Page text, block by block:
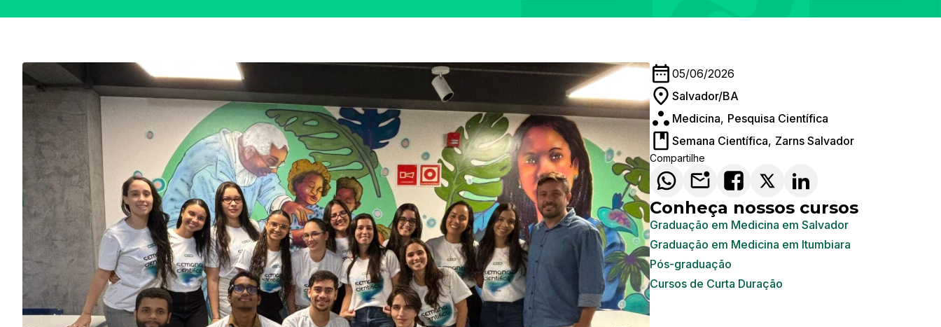
05/06/2026
Salvador/BA
Medicina, Pesquisa Científica
Semana Científica, Zarns Salvador
Compartilhe
Conheça nossos cursos
Graduação em Medicina em Salvador
Graduação em Medicina em Itumbiara
Pós-graduação
Cursos de Curta Duração